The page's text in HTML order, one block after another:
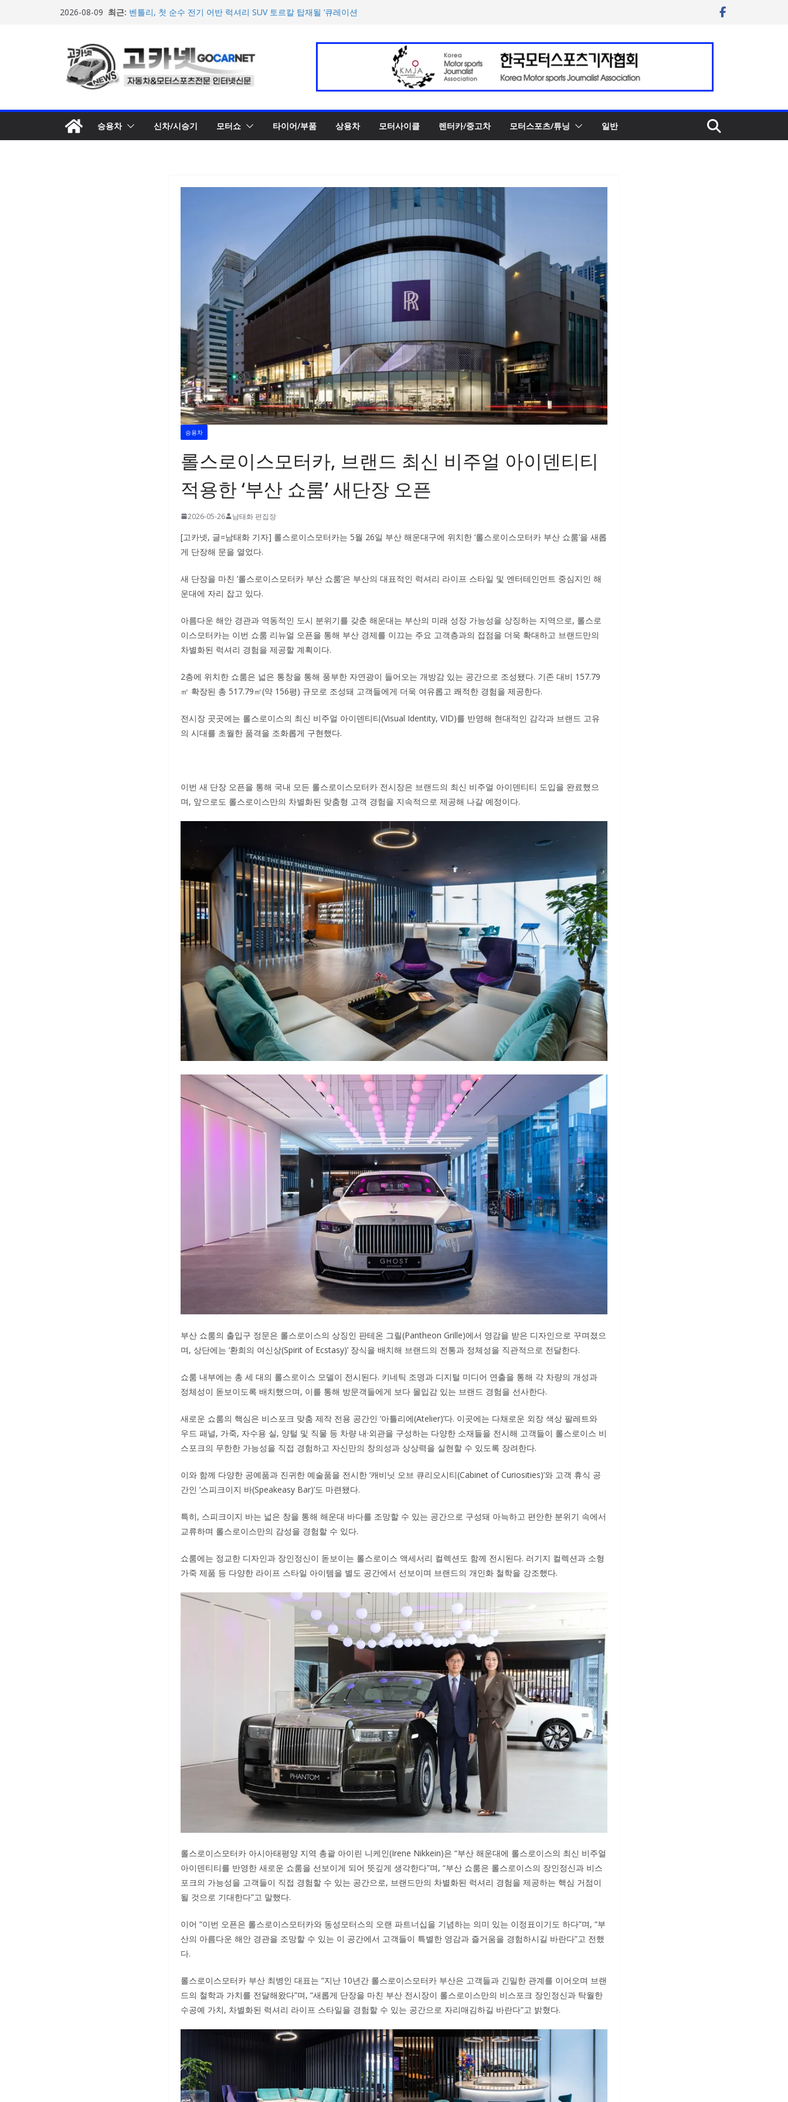
2026-08-09 최근: [신차] BMW, 8월 온라인 한정 에디션 3종 출시… 11일 ‘BMW 샵
엔진’ 공개
벤틀리서울, 광주 신세계백화점에서 호남지역 최초 브랜드 팝업
오픈
BMW 레이디스 챔피언십 2026, 다양한 티켓 패키지 선보이며 본
승용차 신차/시승기 모터쇼 타이어/부품 상용차 모터사이클 렌터카/중고차 모터스포츠/튜닝 일반
승용차
롤스로이스모터카, 브랜드 최신 비주얼 아이덴티티
적용한 ‘부산 쇼룸’ 새단장 오픈
2026-05-26 남태화 편집장
[고카넷, 글=남태화 기자] 롤스로이스모터카는 5월 26일 부산 해운대구에 위치한 ‘롤스로이스모터카 부산 쇼룸’을 새롭
게 단장해 문을 열었다.
새 단장을 마친 ‘롤스로이스모터카 부산 쇼룸’은 부산의 대표적인 럭셔리 라이프 스타일 및 엔터테인먼트 중심지인 해
운대에 자리 잡고 있다.
아름다운 해안 경관과 역동적인 도시 분위기를 갖춘 해운대는 부산의 미래 성장 가능성을 상징하는 지역으로, 롤스로
이스모터카는 이번 쇼룸 리뉴얼 오픈을 통해 부산 경제를 이끄는 주요 고객층과의 접점을 더욱 확대하고 브랜드만의
차별화된 럭셔리 경험을 제공할 계획이다.
2층에 위치한 쇼룸은 넓은 통창을 통해 풍부한 자연광이 들어오는 개방감 있는 공간으로 조성됐다. 기존 대비 157.79
㎡ 확장된 총 517.79㎡(약 156평) 규모로 조성돼 고객들에게 더욱 여유롭고 쾌적한 경험을 제공한다.
전시장 곳곳에는 롤스로이스의 최신 비주얼 아이덴티티(Visual Identity, VID)를 반영해 현대적인 감각과 브랜드 고유
의 시대를 초월한 품격을 조화롭게 구현했다.
이번 새 단장 오픈을 통해 국내 모든 롤스로이스모터카 전시장은 브랜드의 최신 비주얼 아이덴티티 도입을 완료했으
며, 앞으로도 롤스로이스만의 차별화된 맞춤형 고객 경험을 지속적으로 제공해 나갈 예정이다.
부산 쇼룸의 출입구 정문은 롤스로이스의 상징인 판테온 그릴(Pantheon Grille)에서 영감을 받은 디자인으로 꾸며졌으
며, 상단에는 ‘환희의 여신상(Spirit of Ecstasy)’ 장식을 배치해 브랜드의 전통과 정체성을 직관적으로 전달한다.
쇼룸 내부에는 총 세 대의 롤스로이스 모델이 전시된다. 키네틱 조명과 디지털 미디어 연출을 통해 각 차량의 개성과
정체성이 돋보이도록 배치했으며, 이를 통해 방문객들에게 보다 몰입감 있는 브랜드 경험을 선사한다.
새로운 쇼룸의 핵심은 비스포크 맞춤 제작 전용 공간인 ‘아틀리에(Atelier)’다. 이곳에는 다채로운 외장 색상 팔레트와
우드 패널, 가죽, 자수용 실, 양털 및 직물 등 차량 내·외관을 구성하는 다양한 소재들을 전시해 고객들이 롤스로이스 비
스포크의 무한한 가능성을 직접 경험하고 자신만의 창의성과 상상력을 실현할 수 있도록 장려한다.
이와 함께 다양한 공예품과 진귀한 예술품을 전시한 ‘캐비닛 오브 큐리오시티(Cabinet of Curiosities)’와 고객 휴식 공
간인 ‘스피크이지 바(Speakeasy Bar)’도 마련됐다.
특히, 스피크이지 바는 넓은 창을 통해 해운대 바다를 조망할 수 있는 공간으로 구성돼 아늑하고 편안한 분위기 속에서
교류하며 롤스로이스만의 감성을 경험할 수 있다.
쇼룸에는 정교한 디자인과 장인정신이 돋보이는 롤스로이스 액세서리 컬렉션도 함께 전시된다. 러기지 컬렉션과 소형
가죽 제품 등 다양한 라이프 스타일 아이템을 별도 공간에서 선보이며 브랜드의 개인화 철학을 강조했다.
롤스로이스모터카 아시아태평양 지역 총괄 아이린 니케인(Irene Nikkein)은 “부산 해운대에 롤스로이스의 최신 비주얼
아이덴티티를 반영한 새로운 쇼룸을 선보이게 되어 뜻깊게 생각한다”며, “부산 쇼룸은 롤스로이스의 장인정신과 비스
포크의 가능성을 고객들이 직접 경험할 수 있는 공간으로, 브랜드만의 차별화된 럭셔리 경험을 제공하는 핵심 거점이
될 것으로 기대한다”고 말했다.
이어 “이번 오픈은 롤스로이스모터카와 동성모터스의 오랜 파트너십을 기념하는 의미 있는 이정표이기도 하다”며, “부
산의 아름다운 해안 경관을 조망할 수 있는 이 공간에서 고객들이 특별한 영감과 즐거움을 경험하시길 바란다”고 전했
다.
롤스로이스모터카 부산 최병인 대표는 “지난 10년간 롤스로이스모터카 부산은 고객들과 긴밀한 관계를 이어오며 브랜
드의 철학과 가치를 전달해왔다”며, “새롭게 단장을 마친 부산 전시장이 롤스로이스만의 비스포크 장인정신과 탁월한
수공예 가치, 차별화된 럭셔리 라이프 스타일을 경험할 수 있는 공간으로 자리매김하길 바란다”고 밝혔다.